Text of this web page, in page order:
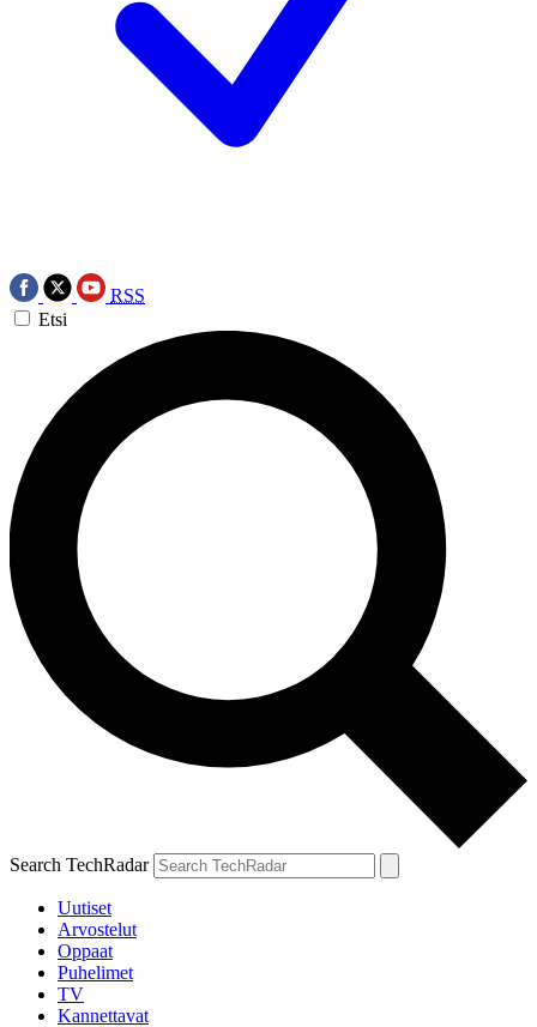
RSS
Etsi
Search TechRadar
Uutiset
Arvostelut
Oppaat
Puhelimet
TV
Kannettavat